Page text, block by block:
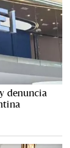
denuncia